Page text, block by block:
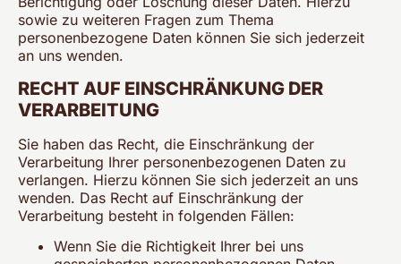
sowie zu weiteren Fragen zum Thema
personenbezogene Daten können Sie sich jederzeit
an uns wenden.
RECHT AUF EINSCHRÄNKUNG DER
VERARBEITUNG
Sie haben das Recht, die Einschränkung der
Verarbeitung Ihrer personenbezogenen Daten zu
verlangen. Hierzu können Sie sich jederzeit an uns
wenden. Das Recht auf Einschränkung der
Verarbeitung besteht in folgenden Fällen:
Wenn Sie die Richtigkeit Ihrer bei uns